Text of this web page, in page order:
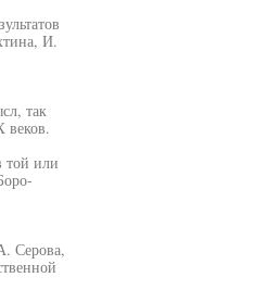
И.
так
веков.
той или
Серова,